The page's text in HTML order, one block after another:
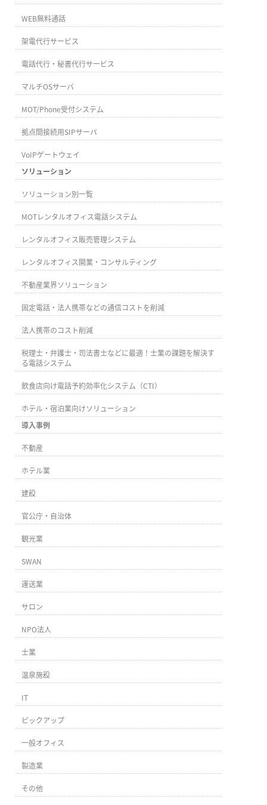
WEB無料通話
架電代行サービス
電話代行・秘書代行サービス
マルチOSサーバ
MOT/Phone受付システム
拠点間接続用SIPサーバ
VoIPゲートウェイ
ソリューション
ソリューション別一覧
MOTレンタルオフィス電話システム
レンタルオフィス販売管理システム
レンタルオフィス開業・コンサルティング
不動産業界ソリューション
固定電話・法人携帯などの通信コストを削減
法人携帯のコスト削減
税理士・弁護士・司法書士などに最適！士業の課題を解決す
る電話システム
飲食店向け電話予約効率化システム（CTI）
ホテル・宿泊業向けソリューション
導入事例
不動産
ホテル業
建設
官公庁・自治体
観光業
SWAN
運送業
サロン
NPO法人
士業
温泉施設
IT
ピックアップ
一般オフィス
製造業
その他